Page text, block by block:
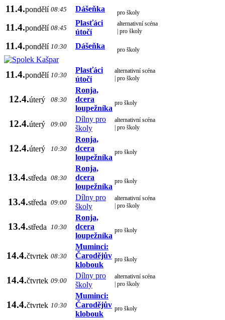
11.4.pondělí 08:45 Dášeňka pro školy
11.4.pondělí 08:45
Plasťáci
útočí
alternativní scéna
| pro školy
11.4.pondělí 10:30 Dášeňka pro školy
11.4.pondělí 10:30
Plasťáci
útočí
alternativní scéna
| pro školy
12.4.úterý 08:30
Ronja,
dcera
loupežníka
pro školy
12.4.úterý 09:00
Dílny pro
školy
alternativní scéna
| pro školy
12.4.úterý 10:30
Ronja,
dcera
loupežníka
pro školy
13.4.středa 08:30
Ronja,
dcera
loupežníka
pro školy
13.4.středa 09:00
Dílny pro
školy
alternativní scéna
| pro školy
13.4.středa 10:30
Ronja,
dcera
loupežníka
pro školy
14.4.čtvrtek 08:30
Muminci:
Čarodějův
klobouk
pro školy
14.4.čtvrtek 09:00
Dílny pro
školy
alternativní scéna
| pro školy
14.4.čtvrtek 10:30
Muminci:
Čarodějův
klobouk
pro školy